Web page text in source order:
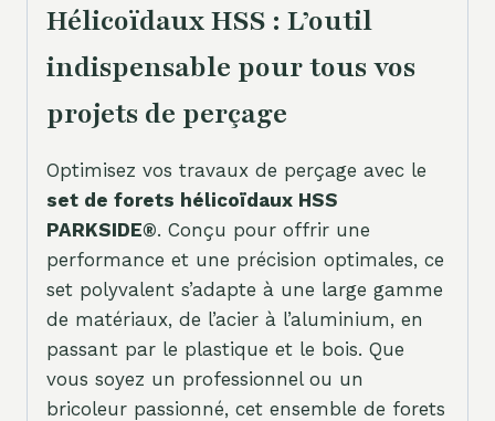
Hélicoïdaux HSS : L’outil
indispensable pour tous vos
projets de perçage
Optimisez vos travaux de perçage avec le
set de forets hélicoïdaux HSS
PARKSIDE®. Conçu pour offrir une
performance et une précision optimales, ce
set polyvalent s’adapte à une large gamme
de matériaux, de l’acier à l’aluminium, en
passant par le plastique et le bois. Que
vous soyez un professionnel ou un
bricoleur passionné, cet ensemble de forets